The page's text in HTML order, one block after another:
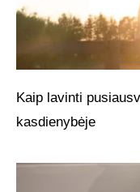
Kaip lavinti
kasdienybėje